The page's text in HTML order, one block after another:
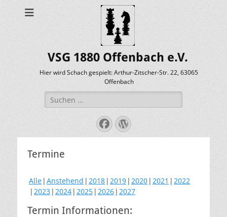
VSG 1880 Offenbach e.V.
Hier wird Schach gespielt: Arthur-Zitscher-Str. 22, 63065
Offenbach
Suche
nach:
Facebook
WordPress
Termine
Alle Anstehend 2018 2019 2020 2021
2022
2023 2024 2025 2026 2027
Termin Informationen: